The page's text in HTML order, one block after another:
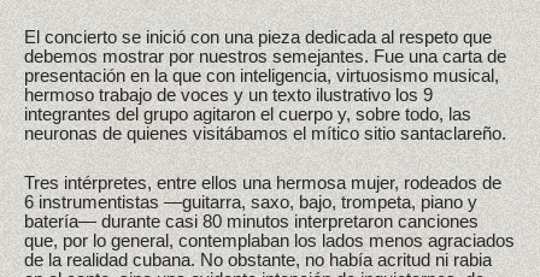
El concierto se inició con una pieza dedicada al respeto que
debemos mostrar por nuestros semejantes. Fue una carta de
presentación en la que con inteligencia, virtuosismo musical,
hermoso trabajo de voces y un texto ilustrativo los 9
integrantes del grupo agitaron el cuerpo y, sobre todo, las
neuronas de quienes visitábamos el mítico sitio santaclareño.
Tres intérpretes, entre ellos una hermosa mujer, rodeados de
6 instrumentistas —guitarra, saxo, bajo, trompeta, piano y
batería— durante casi 80 minutos interpretaron canciones
que, por lo general, contemplaban los lados menos agraciados
de la realidad cubana. No obstante, no había acritud ni rabia